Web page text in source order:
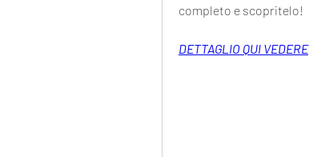
completo e scopritelo!
DETTAGLIO QUI VEDERE